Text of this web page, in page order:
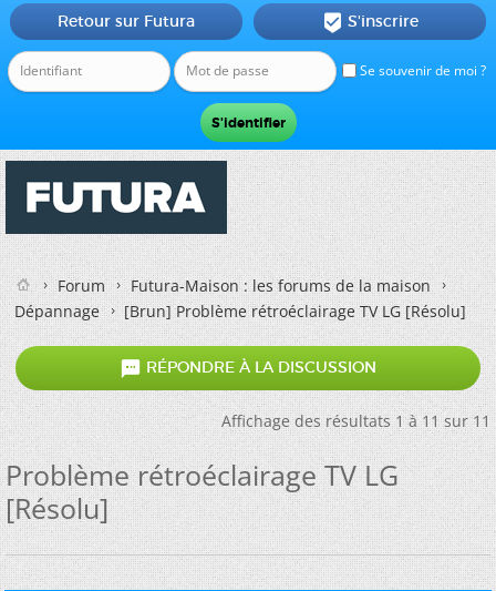
Se souvenir de moi ?
Retour sur Futura  S'inscrire
Forum
Futura-Maison : les forums de la maison
Dépannage
[Brun]Problème rétroéclairage TV LG [Résolu]
 RÉPONDRE À LA DISCUSSION
Affichage des résultats 1 à 11 sur 11
Problème rétroéclairage TV LG
[Résolu]